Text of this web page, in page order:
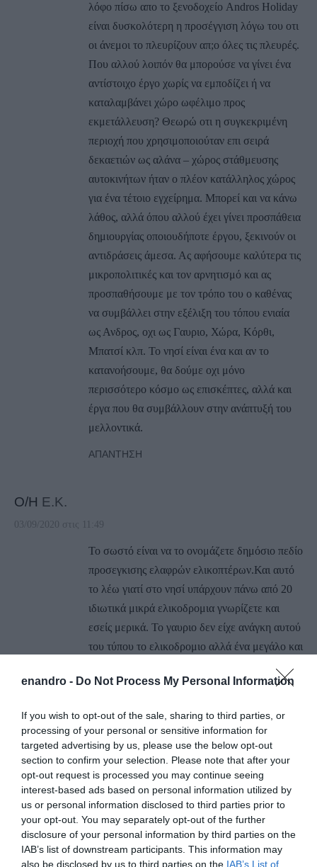
enandro - Do Not Process My Personal Information
If you wish to opt-out of the sale, sharing to third parties, or
processing of your personal or sensitive information for
targeted advertising by us, please use the below opt-out
section to confirm your selection. Please note that after your
opt-out request is processed you may continue seeing
interest-based ads based on personal information utilized by
us or personal information disclosed to third parties prior to
your opt-out. You may separately opt-out of the further
disclosure of your personal information by third parties on the
IAB’s list of downstream participants. This information may
also be disclosed by us to third parties on the IAB’s List of
λόφο πίσω απο το ξενοδοχείο Andros Holiday
είναι δυσκολότερη η προσέγγιση λόγω του οτι
οι άνεμοι το πλευρίζουν απ;o όλες τις πλευρές.
Που αλλού λοιπόν θα μπορούσε να γίνει ένα
αντίστοιχο έργο χωρίς να εμποδίζει ή να
καταλαμβάνει χώρο ωφέλιμο προς
εκμετάλλευση? Θεωρώ οτι η συγκεκριμένη
περιοχή που χρησιμοποιούταν επι σειρά
δεκαετιών ως αλάνα – χώρος στάθμευσης
αυτοκινήτων ήταν ο πλέον κατάλληλος χώρος
για ένα τέτοιο εγχείρημα. Μπορεί και να κάνω
λάθος, αλλά όπου αλλού έχει γίνει προσπάθεια
δημιουργίας οποιουδήποτε έργου, ξεκινούν οι
αντιδράσεις άμεσα. Ας αφήσουμε καλύτερα τις
μικροπολιτικές και τον αρνητισμό και ας
προσπαθήσουμε με τον τρόπο του ο καθένας
να συμβάλλει στην εξέλιξη του τόπου ενιαία
ως Ανδρος, οχι ως Γαυριο, Χώρα, Κόρθι,
Μπατσί κλπ. Το νησί είναι ένα και αν το
κατανοήσουμε, θα δούμε οχι μόνο
περισσότερο κόσμο ως επισκέπτες, αλλά και
έργα που θα συμβάλλουν στην ανάπτυξή του
μελλοντικά.
ΑΠΆΝΤΗΣΗ
Ο/Η Ε.Κ.
03/09/2020 στις 11:49
Το σωστό είναι να το ονομάζετε δημόσιο πεδίο
προσεγκισης ελαφρών ελικοπτέρων.Και αυτό
το λέω γιατί στο νησί υπάρχουν πάνω από 20
ιδιωτικά μικρά ελικοδρομια γνωρίζετε και
εσείς μερικά. Το γαυριο δεν είχε ανάγκη αυτού
του τύπου το ελικοδρομιο αλλά ένα μεγάλο και
ρωτήσετε και εσείς.Μπορει εκεί να
όπως NH 90 η σούπερ πούμα η σικορσκι η να
μην σας αναφέρω ένα σινουκ ελικόπτερα
δηλαδή που μεταφέρουν ενισχύσεις εάν
χρειαστεί αλλά και ασθενείς .Καλό είναι
λοιπόν και σωστό να γίνει μια δοκιμή
προσέγγισης από ένα κανονικό ελικόπτερο και
όχι από κουνούπια μεταφοράς τουριστών για
να πιστοποιηθεί ως κατάλληλο η οχι